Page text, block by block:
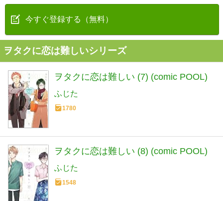
今すぐ登録する（無料）
ヲタクに恋は難しいシリーズ
ヲタクに恋は難しい (7) (comic POOL)
ふじた
1780
ヲタクに恋は難しい (8) (comic POOL)
ふじた
1548